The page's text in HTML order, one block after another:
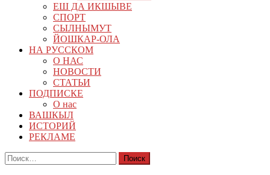
ЕШ ДА ИКШЫВЕ
СПОРТ
СЫЛНЫМУТ
ЙОШКАР-ОЛА
НА РУССКОМ
О НАС
НОВОСТИ
СТАТЬИ
ПОДПИСКЕ
О нас
ВАШКЫЛ
ИСТОРИЙ
РЕКЛАМЕ
Найти: